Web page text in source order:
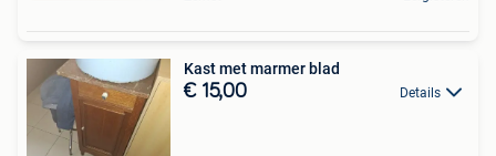
Kast met marmer blad
€ 15,00 Details